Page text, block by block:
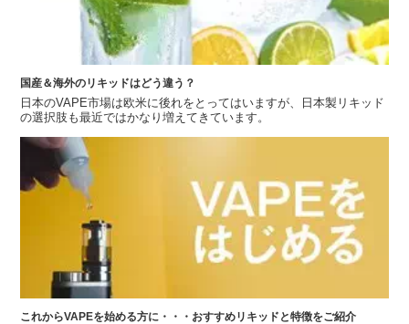
国産＆海外のリキッドはどう違う？
日本のVAPE市場は欧米に後れをとってはいますが、日本製リキッド
の選択肢も最近ではかなり増えてきています。
これからVAPEを始める方に・・・おすすめリキッドと特徴をご紹介